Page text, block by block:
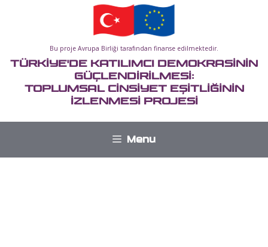
Bu proje Avrupa Birliği tarafından finanse edilmektedir.
TÜRKİYE'DE KATILIMCI DEMOKRASİNİN
GÜÇLENDİRİLMESİ:
TOPLUMSAL CİNSİYET EŞİTLİĞİNİN
İZLENMESİ PROJESİ
Menu